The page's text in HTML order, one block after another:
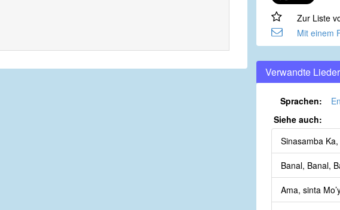
Zur Liste
Mit einem
Verwandte Lieder
Sprachen:
Siehe auch:
Sinasamba
Banal, Banal,
Ama, sinta